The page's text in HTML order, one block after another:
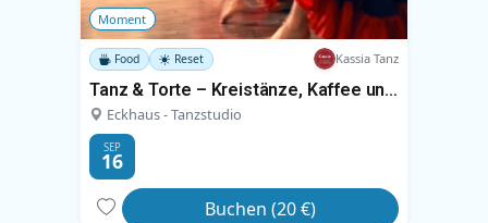
Moment
Food Reset Kassia Tanz
Tanz & Torte – Kreistänze, Kaffee und Kuchen
Eckhaus - Tanzstudio
SEP
16
Buchen (20 €)